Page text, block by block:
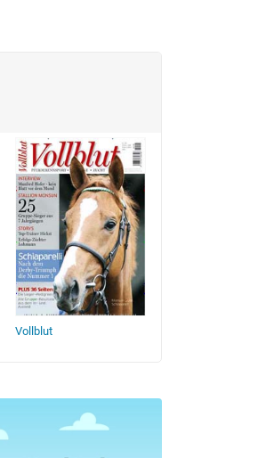
Vollblut